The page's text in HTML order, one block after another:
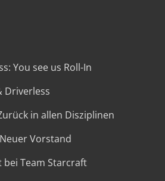
You see us Roll-In
Driverless
in allen Disziplinen
Vorstand
bei Team Starcraft